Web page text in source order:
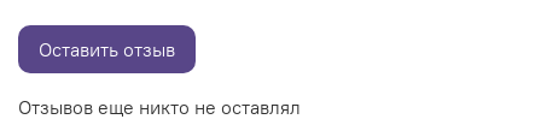
Отзывов еще никто не оставлял
Оставить отзыв